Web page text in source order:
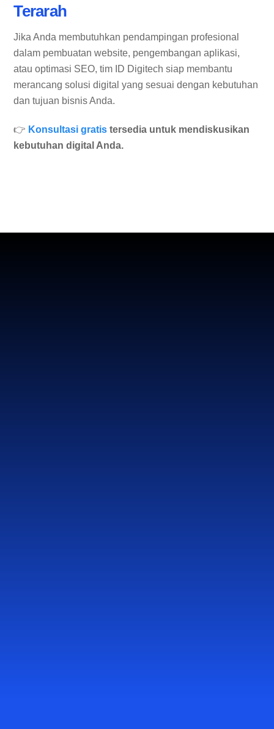
Terarah
Jika Anda membutuhkan pendampingan profesional
dalam pembuatan website, pengembangan aplikasi,
atau optimasi SEO, tim ID Digitech siap membantu
merancang solusi digital yang sesuai dengan kebutuhan
dan tujuan bisnis Anda.
👉 Konsultasi gratis tersedia untuk mendiskusikan
kebutuhan digital Anda.